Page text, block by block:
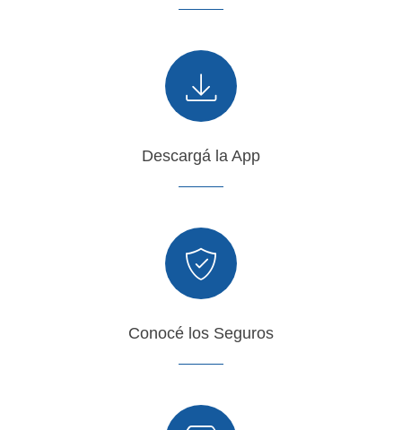
Descargá la App
Conocé los Seguros